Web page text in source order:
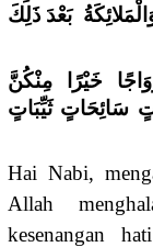
بَعْدَ ذَلِكَ
خَيْرًا مِنْكُنَّ
سَائِحَاتٍ ثَيِّبَاتٍ
Hai Nabi,
Allah
kesenangan